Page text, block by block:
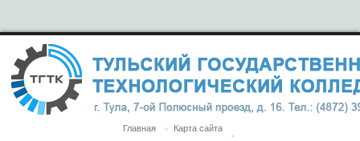
Главная Карта сайта